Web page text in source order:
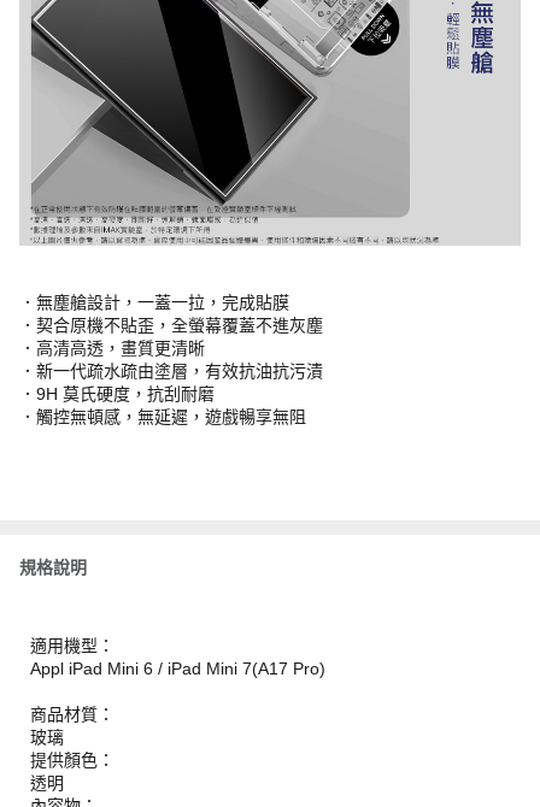
．無塵艙設計，一蓋一拉，完成貼膜
．契合原機不貼歪，全螢幕覆蓋不進灰塵
．高清高透，畫質更清晰
．新一代疏水疏由塗層，有效抗油抗污漬
．9H 莫氏硬度，抗刮耐磨
．觸控無頓感，無延遲，遊戲暢享無阻
規格說明
適用機型：
Appl iPad Mini 6 / iPad Mini 7(A17 Pro)
商品材質：
玻璃
提供顏色：
透明